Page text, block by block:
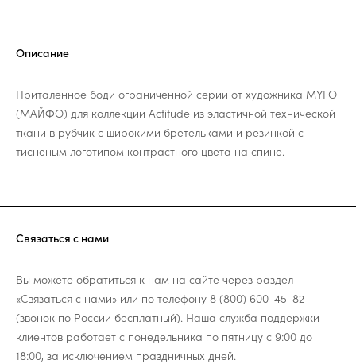
Описание
Приталенное боди ограниченной серии от художника MYFO
(МАЙФО) для коллекции Actitude из эластичной технической
ткани в рубчик с широкими бретельками и резинкой с
тисненым логотипом контрастного цвета на спине.
Связаться с нами
Вы можете обратиться к нам на сайте через раздел
«Связаться с нами» или по телефону 8 (800) 600-45-82
(звонок по России бесплатный). Наша служба поддержки
клиентов работает с понедельника по пятницу с 9:00 до
18:00, за исключением праздничных дней.